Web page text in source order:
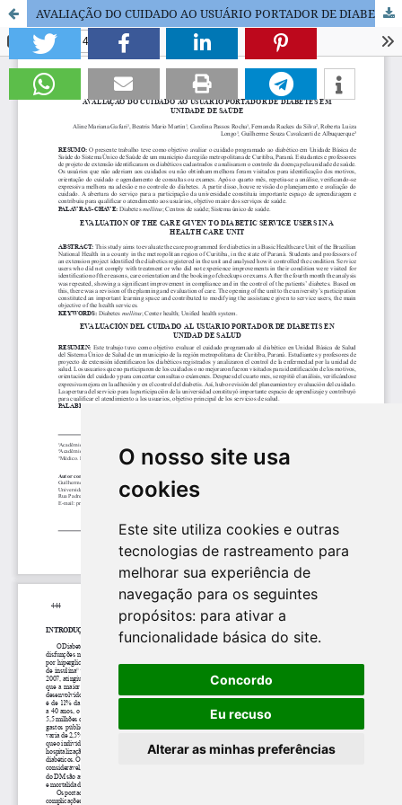
O nosso site usa
cookies
Este site utiliza cookies e outras
tecnologias de rastreamento para
melhorar sua experiência de
navegação para os seguintes
propósitos: para ativar a
funcionalidade básica do site.
Concordo
Eu recuso
Alterar as minhas preferências
AVALIAÇÃO DO CUIDADO AO USUÁRIO PORTADOR DE DIABETES EM UNIDADE DE SAÚDE